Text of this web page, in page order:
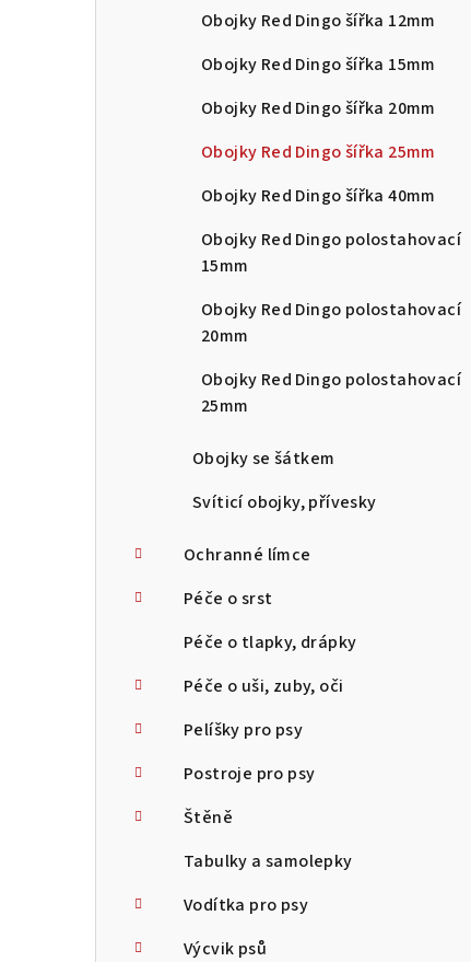
Obojky Red Dingo šířka 12mm
Obojky Red Dingo šířka 15mm
Obojky Red Dingo šířka 20mm
Obojky Red Dingo šířka 25mm
Obojky Red Dingo šířka 40mm
Obojky Red Dingo polostahovací
15mm
Obojky Red Dingo polostahovací
20mm
Obojky Red Dingo polostahovací
25mm
Obojky se šátkem
Svíticí obojky, přívesky
Ochranné límce
Péče o srst
Péče o tlapky, drápky
Péče o uši, zuby, oči
Pelíšky pro psy
Postroje pro psy
Štěně
Tabulky a samolepky
Vodítka pro psy
Výcvik psů